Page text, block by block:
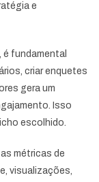
e
fundamental
criar enquetes
gera um
Isso
escolhido.
métricas de
visualizações,